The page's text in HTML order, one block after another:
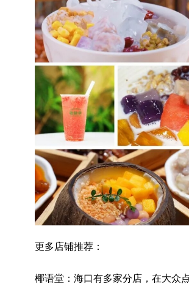
更多店铺推荐：
椰语堂：海口有多家分店，在大众